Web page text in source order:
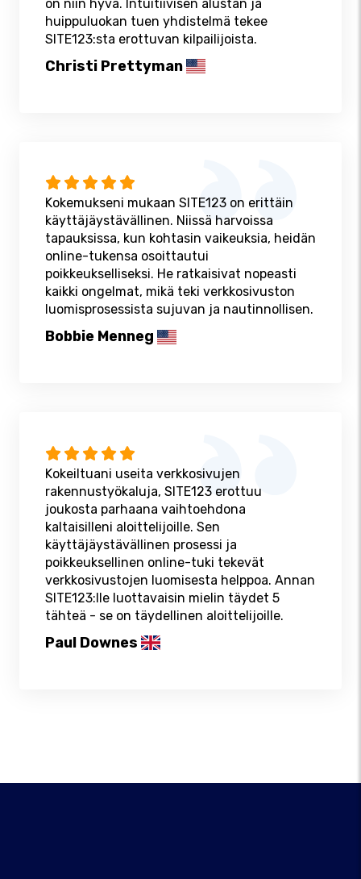
on niin hyvä. Intuitiivisen alustan ja
huippuluokan tuen yhdistelmä tekee
SITE123:sta erottuvan kilpailijoista.
Christi Prettyman
Kokemukseni mukaan SITE123 on erittäin
käyttäjäystävällinen. Niissä harvoissa
tapauksissa, kun kohtasin vaikeuksia, heidän
online-tukensa osoittautui
poikkeukselliseksi. He ratkaisivat nopeasti
kaikki ongelmat, mikä teki verkkosivuston
luomisprosessista sujuvan ja nautinnollisen.
Bobbie Menneg
Kokeiltuani useita verkkosivujen
rakennustyökaluja, SITE123 erottuu
joukosta parhaana vaihtoehdona
kaltaisilleni aloittelijoille. Sen
käyttäjäystävällinen prosessi ja
poikkeuksellinen online-tuki tekevät
verkkosivustojen luomisesta helppoa. Annan
SITE123:lle luottavaisin mielin täydet 5
tähteä - se on täydellinen aloittelijoille.
Paul Downes